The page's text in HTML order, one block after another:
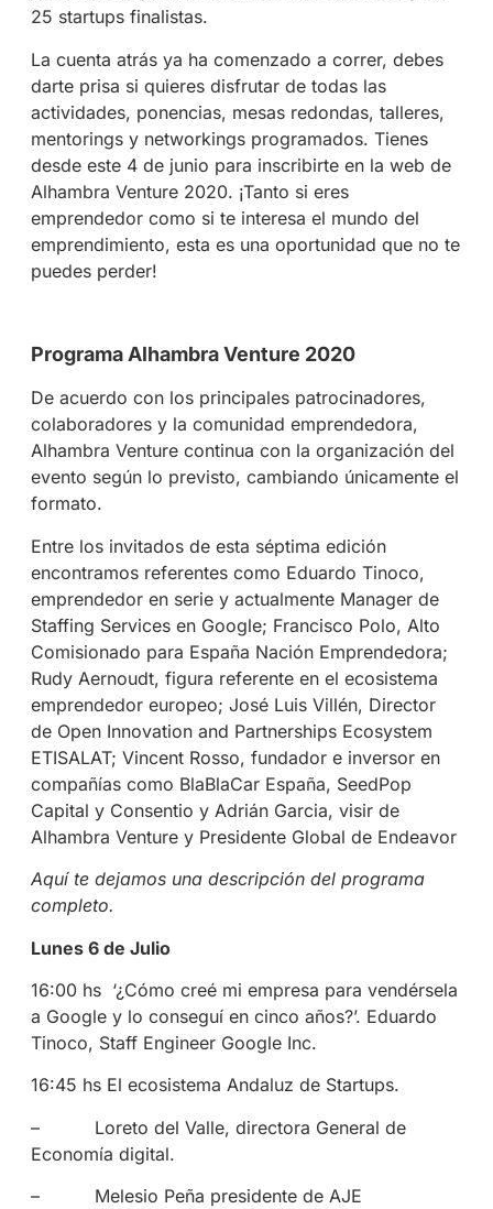
25 startups finalistas.
La cuenta atrás ya ha comenzado a correr, debes
darte prisa si quieres disfrutar de todas las
actividades, ponencias, mesas redondas, talleres,
mentorings y networkings programados. Tienes
desde este 4 de junio para inscribirte en la web de
Alhambra Venture 2020. ¡Tanto si eres
emprendedor como si te interesa el mundo del
emprendimiento, esta es una oportunidad que no te
puedes perder!
Programa Alhambra Venture 2020
De acuerdo con los principales patrocinadores,
colaboradores y la comunidad emprendedora,
Alhambra Venture continua con la organización del
evento según lo previsto, cambiando únicamente el
formato.
Entre los invitados de esta séptima edición
encontramos referentes como Eduardo Tinoco,
emprendedor en serie y actualmente Manager de
Staffing Services en Google; Francisco Polo, Alto
Comisionado para España Nación Emprendedora;
Rudy Aernoudt, figura referente en el ecosistema
emprendedor europeo; José Luis Villén, Director
de Open Innovation and Partnerships Ecosystem
ETISALAT; Vincent Rosso, fundador e inversor en
compañías como BlaBlaCar España, SeedPop
Capital y Consentio y Adrián Garcia, visir de
Alhambra Venture y Presidente Global de Endeavor
Aquí te dejamos una descripción del programa
completo.
Lunes 6 de Julio
16:00 hs ‘¿Cómo creé mi empresa para vendérsela
a Google y lo conseguí en cinco años?’. Eduardo
Tinoco, Staff Engineer Google Inc.
16:45 hs El ecosistema Andaluz de Startups.
– Loreto del Valle, directora General de
Economía digital.
– Melesio Peña presidente de AJE